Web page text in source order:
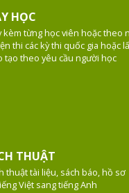
HỌC
kèm từng học viên hoặc theo
thi các kỳ thi quốc gia hoặc
tạo theo yêu cầu người học
THUẬT
thuật tài liệu, sách báo, hồ sơ
Việt sang tiếng Anh